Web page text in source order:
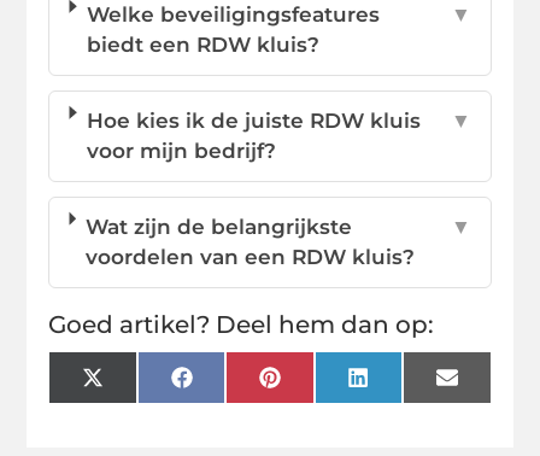
Welke beveiligingsfeatures
biedt een RDW kluis?
▼
Hoe kies ik de juiste RDW kluis
voor mijn bedrijf?
▼
Wat zijn de belangrijkste
voordelen van een RDW kluis?
▼
Goed artikel? Deel hem dan op:
X
(Twitter)
FacebookPinterestLinkedInEmail